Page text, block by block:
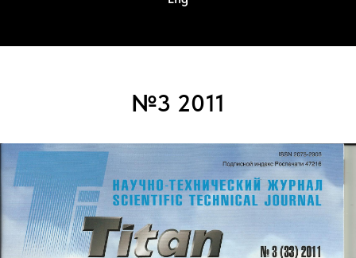
№3 2011